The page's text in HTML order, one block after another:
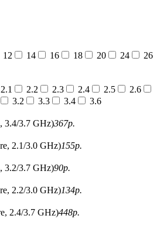
12 14 16 18 20 24
26
2.1 2.2 2.3 2.4 2.5
2.6
3.2 3.3 3.4 3.6
3.4/3.7 GHz)367р.
2.1/3.0 GHz)155р.
3.2/3.7 GHz)90р.
2.2/3.0 GHz)134р.
2.4/3.7 GHz)448р.